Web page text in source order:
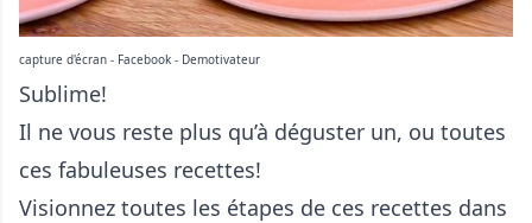
capture d'écran - Facebook - Demotivateur
Sublime!
Il ne vous reste plus qu’à déguster un, ou toutes
ces fabuleuses recettes!
Visionnez toutes les étapes de ces recettes dans